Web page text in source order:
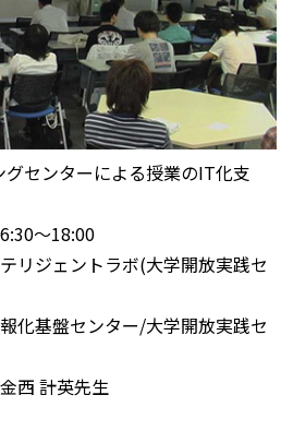
グセンターによる授業のIT化支
～18:00
リジェントラボ(大学開放実践セ
化基盤センター/大学開放実践セ
英先生